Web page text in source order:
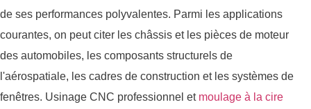
de ses performances polyvalentes. Parmi les applications
courantes, on peut citer les châssis et les pièces de moteur
des automobiles, les composants structurels de
l'aérospatiale, les cadres de construction et les systèmes de
fenêtres. Usinage CNC professionnel et moulage à la cire